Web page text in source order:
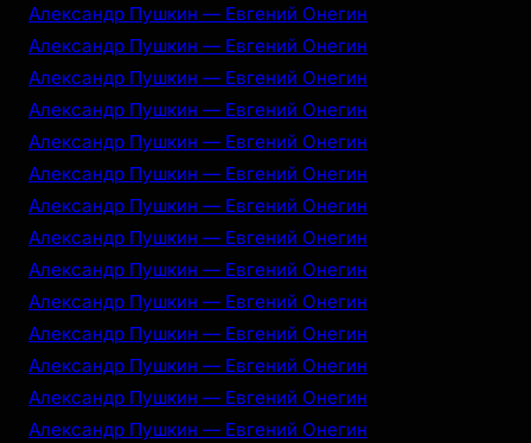
Александр Пушкин — Евгений Онегин
Александр Пушкин — Евгений Онегин
Александр Пушкин — Евгений Онегин
Александр Пушкин — Евгений Онегин
Александр Пушкин — Евгений Онегин
Александр Пушкин — Евгений Онегин
Александр Пушкин — Евгений Онегин
Александр Пушкин — Евгений Онегин
Александр Пушкин — Евгений Онегин
Александр Пушкин — Евгений Онегин
Александр Пушкин — Евгений Онегин
Александр Пушкин — Евгений Онегин
Александр Пушкин — Евгений Онегин
Александр Пушкин — Евгений Онегин